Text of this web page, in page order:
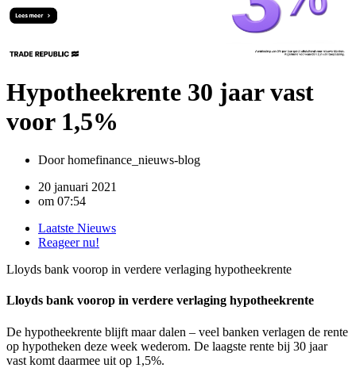
Hypotheekrente 30 jaar vast
voor 1,5%
Doorhomefinance_nieuws-blog
20 januari 2021
om 07:54
Laatste Nieuws
Reageer nu!
Lloyds bank voorop in verdere verlaging hypotheekrente
Lloyds bank voorop in verdere verlaging hypotheekrente
De hypotheekrente blijft maar dalen – veel banken verlagen de rente
op hypotheken deze week wederom. De laagste rente bij 30 jaar
vast komt daarmee uit op 1,5%.